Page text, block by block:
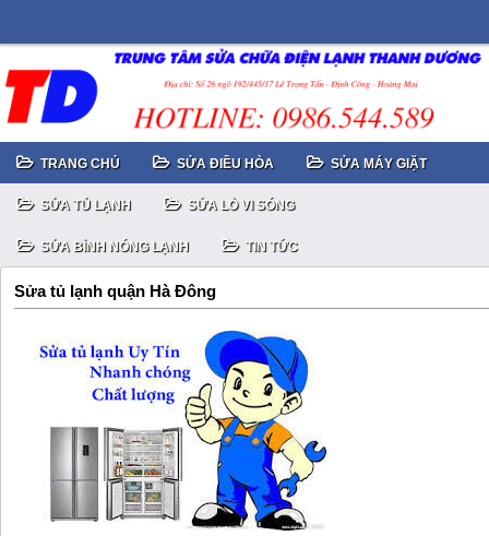
TRANG CHỦ SỬA ĐIỀU HÒA SỬA MÁY GIẶT
SỬA TỦ LẠNH SỬA LÒ VI SÓNG
SỬA BÌNH NÓNG LẠNH TIN TỨC
Sửa tủ lạnh quận Hà Đông